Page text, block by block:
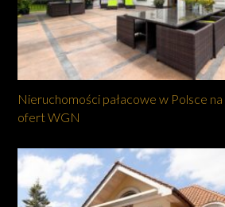
Nieruchomości pałacowe w Polsce
ofert WGN